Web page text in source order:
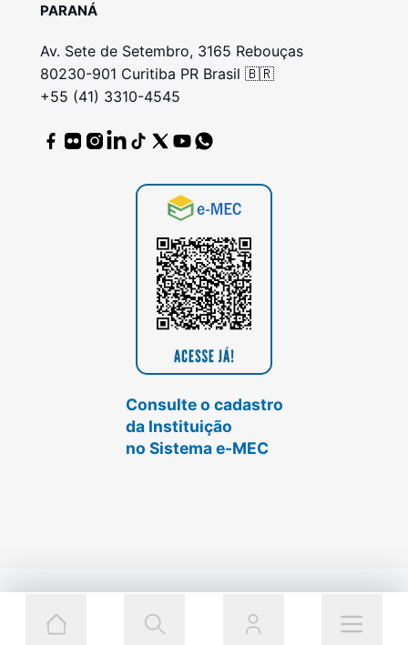
PARANÁ
Av. Sete de Setembro, 3165 Rebouças
80230-901 Curitiba PR Brasil 🇧🇷
+55 (41) 3310-4545
Consulte o cadastro
da Instituição
no Sistema e-MEC